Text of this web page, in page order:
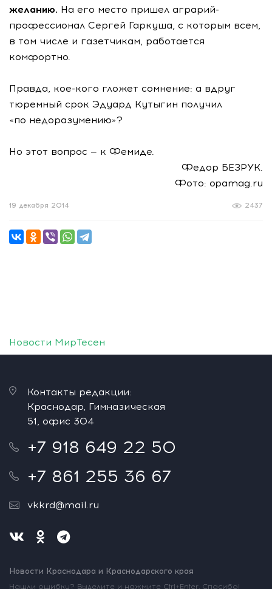
желанию. На его место пришел аграрий-
профессионал Сергей Гаркуша, с которым всем,
в том числе и газетчикам, работается
комфортно.
Правда, кое-кого гложет сомнение: а вдруг
тюремный срок Эдуард Кутыгин получил
«по недоразумению»?
Но этот вопрос — к Фемиде.
Федор БЕЗРУК.
Фото: opamag.ru
2437
19 декабря 2014
Новости МирТесен
Контакты редакции:
Краснодар, Гимназическая
51, офис 304
+7 918 649 22 50
+7 861 255 36 67
vkkrd@mail.ru
Новости Краснодара и Краснодарского края
Нашли ошибку? Выделите и нажмите Ctrl+Enter. Спасибо!